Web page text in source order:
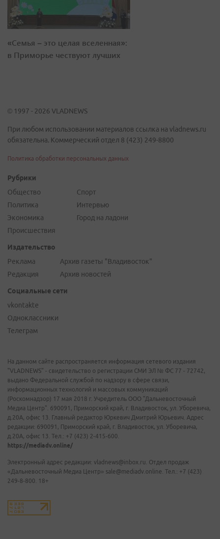
«Семья – это целая вселенная»:
в Приморье чествуют лучших
© 1997 - 2026 VLADNEWS
При любом использовании материалов ссылка на vladnews.ru
обязательна. Коммерческий отдел 8 (423) 249-8800
Политика обработки персональных данных
Рубрики
Общество
Политика
Экономика
Происшествия
Спорт
Интервью
Город на ладони
Издательство
Реклама
Редакция
Архив газеты "Владивосток"
Архив новостей
Социальные сети
vkontakte
Одноклассники
Телеграм
На данном сайте распространяется информация сетевого издания
"VLADNEWS" - свидетельство о регистрации СМИ ЭЛ № ФС 77 - 72742,
выдано Федеральной службой по надзору в сфере связи,
информационных технологий и массовых коммуникаций
(Роскомнадзор) 17 мая 2018 г. Учредитель ООО "Дальневосточный
Медиа Центр". 690091, Приморский край, г. Владивосток, ул. Уборевича,
д.20А, офис 13. Главный редактор Юркевич Дмитрий Юрьевич. Адрес
редакции: 690091, Приморский край, г. Владивосток, ул. Уборевича,
д.20А, офис 13. Тел.: +7 (423) 2-415-600.
https://mediadv.online/
Электронный адрес редакции: vladnews@inbox.ru. Отдел продаж
«Дальневосточный Медиа Центр» sale@mediadv.online. Тел.: +7 (423)
249-8-800. 18+